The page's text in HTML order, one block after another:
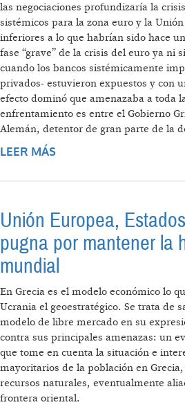
las negociaciones profundizaría la
sistémicos para la zona euro y la
inferiores a lo que habrían sido hace
fase “grave” de la crisis del euro ya ni
cuando los bancos sistémicamente
privados- estuvieron expuestos y con
efecto dominó que amenazaba a toda
enfrentamiento es entre el Gobierno
Alemán, detentor de gran parte de la
LEER MÁS
Unión Europea,
pugna por mantener la
mundial
En Grecia es el modelo económico lo
Ucrania el geoestratégico. Se trata de
modelo de libre mercado en su
contra sus principales amenazas: un
que tome en cuenta la situación e
mayoritarios de la población en
recursos naturales, eventualmente
frontera oriental.